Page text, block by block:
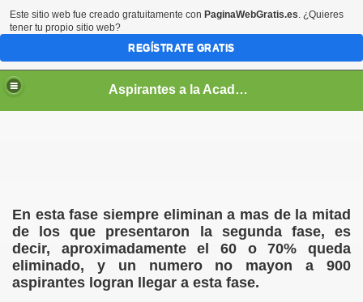
Aspirantes a la Academia Militar de Venezuela [NO ES LA PAGINA OFICIAL]
En esta fase siempre eliminan a mas de la mitad
de los que presentaron la segunda fase, es
decir, aproximadamente el 60 o 70% queda
eliminado, y un numero no mayon a 900
aspirantes logran llegar a esta fase.
Este sitio web fue creado gratuitamente con PaginaWebGratis.es. ¿Quieres
tener tu propio sitio web?
REGÍSTRATE GRATIS